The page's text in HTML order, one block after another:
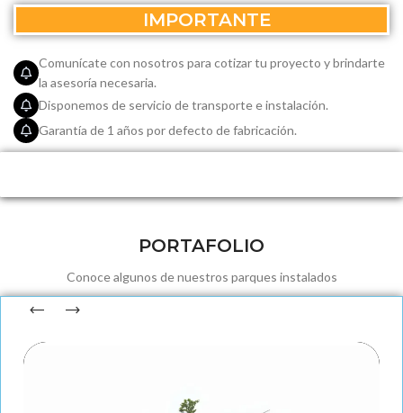
IMPORTANTE
Comunícate con nosotros para cotizar tu proyecto y brindarte
la asesoría necesaria.
Disponemos de servicio de transporte e instalación.
Garantía de 1 años por defecto de fabricación.
PORTAFOLIO
Conoce algunos de nuestros parques instalados